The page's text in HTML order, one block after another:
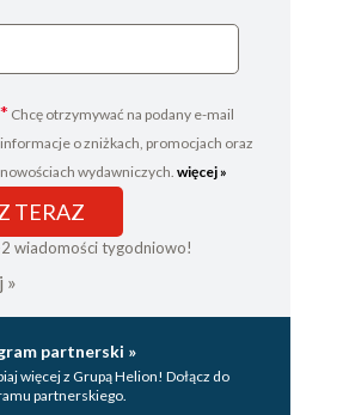
* Chcę otrzymywać na podany e-mail
informacje o zniżkach, promocjach oraz
nowościach wydawniczych. więcej »
TERAZ
2 wiadomości tygodniowo!
»
partnerski »
więcej z Grupą Helion! Dołącz do
partnerskiego.